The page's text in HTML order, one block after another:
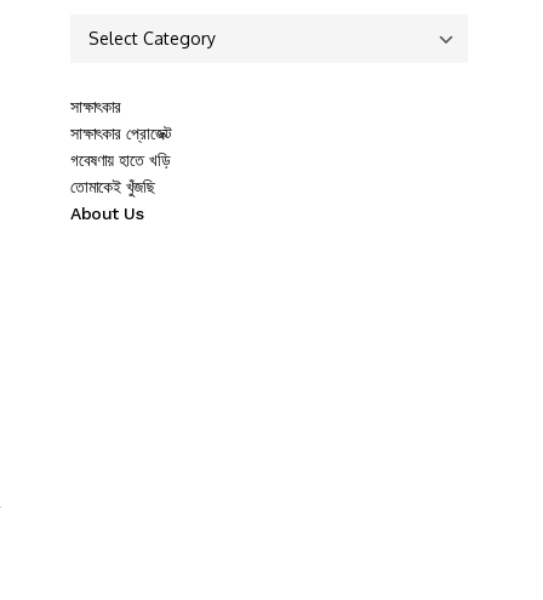
সাক্ষাৎকার
সাক্ষাৎকার প্রোজেক্ট
গবেষণায় হাতে খড়ি
তোমাকেই খুঁজছি
About Us